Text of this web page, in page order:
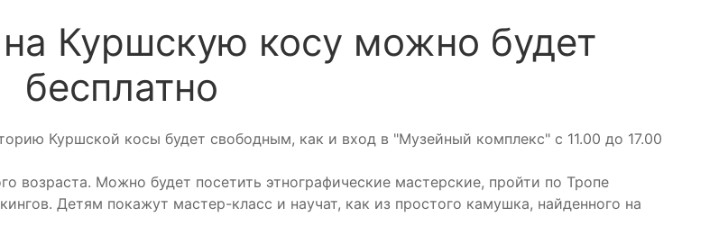
Куршскую косу можно будет
бесплатно
Куршской косы будет свободным, как и вход в "Музейный комплекс" с 11.00 до 17.00
возраста. Можно будет посетить этнографические мастерские, пройти по Тропе
Детям покажут мастер-класс и научат, как из простого камушка, найденного на